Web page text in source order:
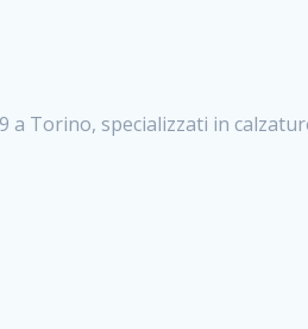
a Torino, specializzati in